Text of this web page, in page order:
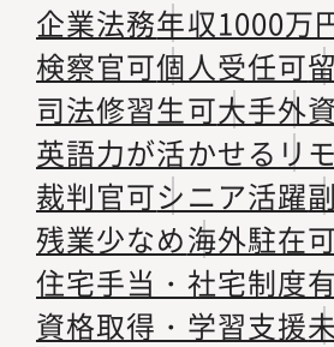
企業法務年収1000万
検察官可個人受任可
司法修習生可大手外
英語力が活かせる リ
裁判官可シニア活躍
残業少なめ海外駐在
住宅手当・社宅制度有
資格取得・学習支援